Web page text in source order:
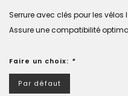
Serrure avec clés pour les vélos
Assure une compatibilité
Faire un choix: *
Par défaut